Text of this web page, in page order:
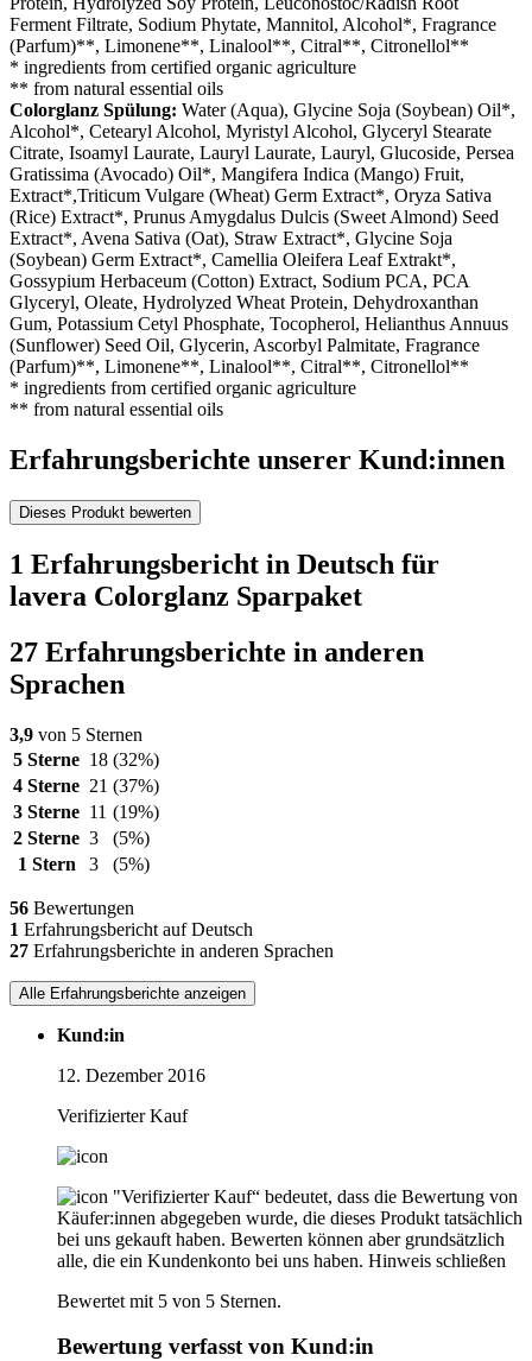
Ferment Filtrate, Sodium Phytate, Mannitol, Alcohol*, Fragrance
(Parfum)**, Limonene**, Linalool**, Citral**, Citronellol**
* ingredients from certified organic agriculture
** from natural essential oils
Colorglanz Spülung: Water (Aqua), Glycine Soja (Soybean) Oil*,
Alcohol*, Cetearyl Alcohol, Myristyl Alcohol, Glyceryl Stearate
Citrate, Isoamyl Laurate, Lauryl Laurate, Lauryl, Glucoside, Persea
Gratissima (Avocado) Oil*, Mangifera Indica (Mango) Fruit,
Extract*,Triticum Vulgare (Wheat) Germ Extract*, Oryza Sativa
(Rice) Extract*, Prunus Amygdalus Dulcis (Sweet Almond) Seed
Extract*, Avena Sativa (Oat), Straw Extract*, Glycine Soja
(Soybean) Germ Extract*, Camellia Oleifera Leaf Extrakt*,
Gossypium Herbaceum (Cotton) Extract, Sodium PCA, PCA
Glyceryl, Oleate, Hydrolyzed Wheat Protein, Dehydroxanthan
Gum, Potassium Cetyl Phosphate, Tocopherol, Helianthus Annuus
(Sunflower) Seed Oil, Glycerin, Ascorbyl Palmitate, Fragrance
(Parfum)**, Limonene**, Linalool**, Citral**, Citronellol**
* ingredients from certified organic agriculture
** from natural essential oils
Erfahrungsberichte unserer Kund:innen
Dieses Produkt bewerten
1 Erfahrungsbericht in Deutsch für
lavera Colorglanz Sparpaket
27 Erfahrungsberichte in anderen
Sprachen
3,9 von 5 Sternen
5 Sterne 18 (32%)
4 Sterne 21 (37%)
3 Sterne 11 (19%)
2 Sterne 3
(5%)
1 Stern
3 (5%)
56 Bewertungen
1 Erfahrungsbericht auf Deutsch
27 Erfahrungsberichte in anderen Sprachen
Alle Erfahrungsberichte anzeigen
Kund:in
12. Dezember 2016
Verifizierter Kauf
"Verifizierter Kauf“ bedeutet, dass die Bewertung von
Käufer:innen abgegeben wurde, die dieses Produkt tatsächlich
bei uns gekauft haben. Bewerten können aber grundsätzlich
alle, die ein Kundenkonto bei uns haben. Hinweis schließen
Bewertet mit 5 von 5 Sternen.
Bewertung verfasst von Kund:in